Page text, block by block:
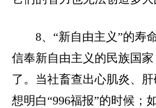
8、“新自由主义”的寿
信奉新自由主义的民族国
了。当社畜查出心肌炎、
想明白“996福报”的时候；